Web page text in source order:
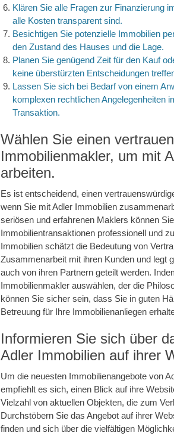
Klären Sie alle Fragen zur Finanzierung
alle Kosten transparent sind.
Besichtigen Sie potenzielle Immobilien
den Zustand des Hauses und die Lage.
Planen Sie genügend Zeit für den Kauf
keine überstürzten Entscheidungen
Lassen Sie sich bei Bedarf von einem
komplexen rechtlichen Angelegenheiten
Transaktion.
Wählen Sie einen
Immobilienmakler, um mit
arbeiten.
Es ist entscheidend, einen
wenn Sie mit Adler Immobilien
seriösen und erfahrenen Maklers können
Immobilientransaktionen professionell und
Immobilien schätzt die Bedeutung von
Zusammenarbeit mit ihren Kunden und legt
auch von ihren Partnern geteilt werden.
Immobilienmakler auswählen, der die
können Sie sicher sein, dass Sie in guten
Betreuung für Ihre Immobilienanliegen
Informieren Sie sich über
Adler Immobilien auf ihrer
Um die neuesten Immobilienangebote von
empfiehlt es sich, einen Blick auf ihre
Vielzahl von aktuellen Objekten, die zum
Durchstöbern Sie das Angebot auf ihrer
finden und sich über die vielfältigen